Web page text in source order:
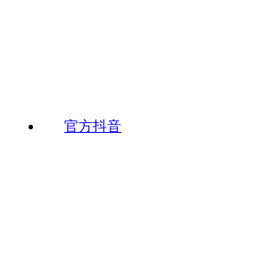
官方抖音